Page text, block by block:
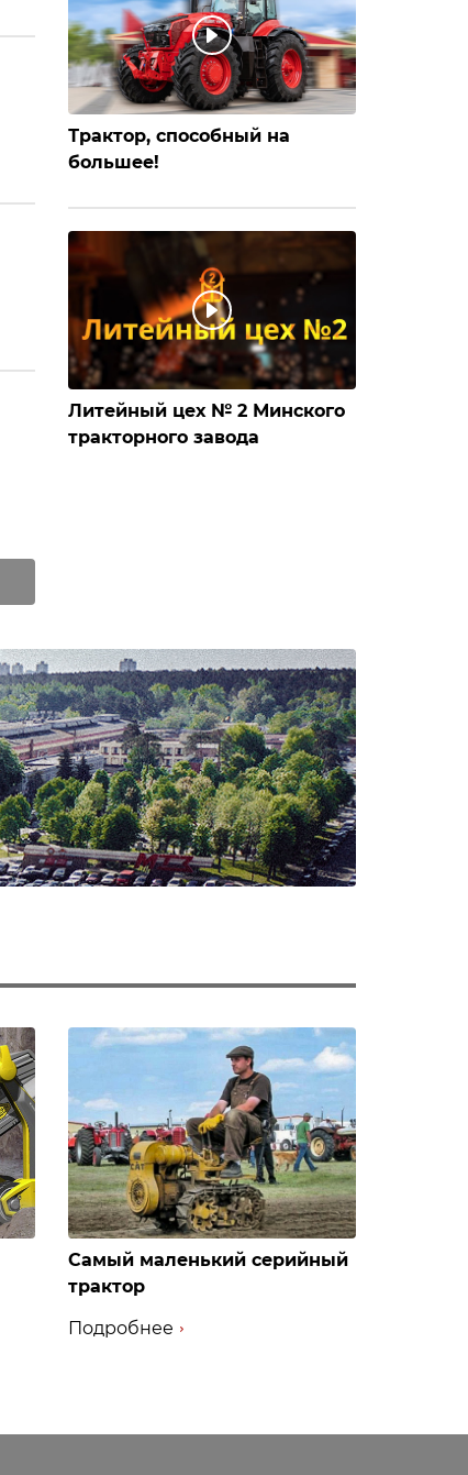
Трактор, способный на
большее!
Литейный цех № 2 Минского
тракторного завода
Самый маленький серийный
трактор
Подробнее